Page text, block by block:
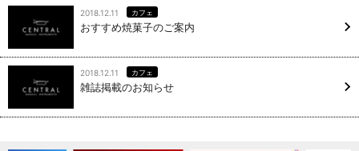
2018.12.11 カフェ
おすすめ焼菓子のご案内
2018.12.11 カフェ
雑誌掲載のお知らせ